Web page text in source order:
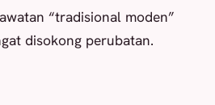
“tradisional moden”
disokong perubatan.